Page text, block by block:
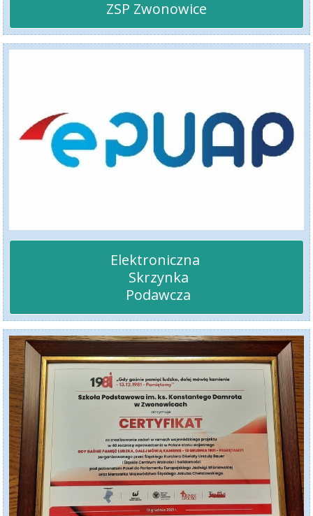
ZSP Zwonowice
Elektroniczna
Podawcza